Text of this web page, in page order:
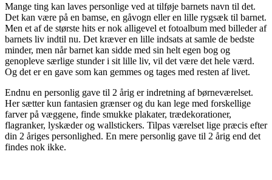
Mange ting kan laves personlige ved at tilføje barnets navn til det.
Det kan være på en bamse, en gåvogn eller en lille rygsæk til barnet.
Men et af de største hits er nok alligevel et fotoalbum med billeder af
barnets liv indtil nu. Det kræver en lille indsats at samle de bedste
minder, men når barnet kan sidde med sin helt egen bog og
genopleve særlige stunder i sit lille liv, vil det være det hele værd.
Og det er en gave som kan gemmes og tages med resten af livet.
Endnu en personlig gave til 2 årig er indretning af børneværelset.
Her sætter kun fantasien grænser og du kan lege med forskellige
farver på væggene, finde smukke plakater, trædekorationer,
flagranker, lyskæder og wallstickers. Tilpas værelset lige præcis efter
din 2 åriges personlighed. En mere personlig gave til 2 årig end det
findes nok ikke.